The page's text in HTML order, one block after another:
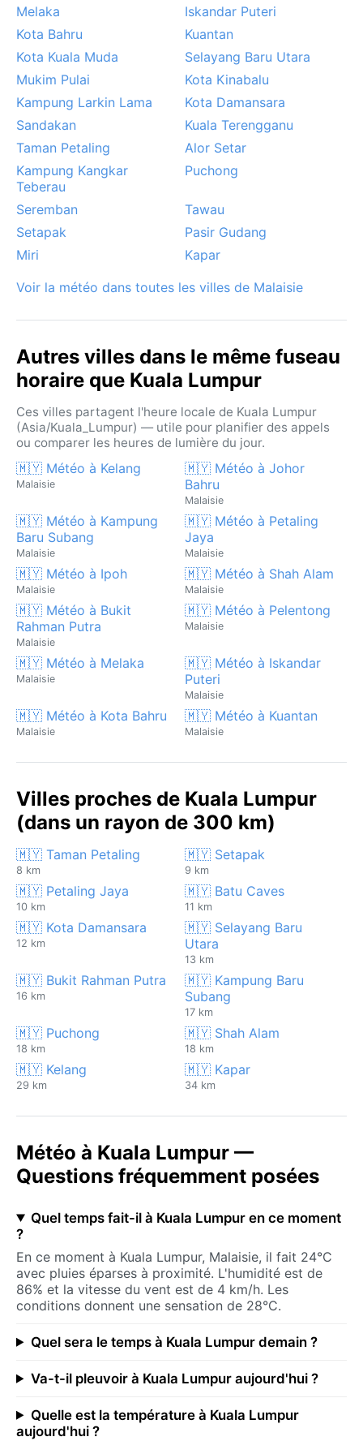
Melaka
Iskandar Puteri
Kota Bahru
Kuantan
Kota Kuala Muda
Selayang Baru Utara
Mukim Pulai
Kota Kinabalu
Kampung Larkin Lama
Kota Damansara
Sandakan
Kuala Terengganu
Taman Petaling
Alor Setar
Kampung Kangkar
Teberau
Puchong
Seremban
Tawau
Setapak
Pasir Gudang
Miri
Kapar
Voir la météo dans toutes les villes de Malaisie
Autres villes dans le même fuseau
horaire que Kuala Lumpur
Ces villes partagent l'heure locale de Kuala Lumpur
(Asia/Kuala_Lumpur) — utile pour planifier des appels
ou comparer les heures de lumière du jour.
🇲🇾 Météo à Kelang
Malaisie
🇲🇾 Météo à Johor
Bahru
Malaisie
🇲🇾 Météo à Kampung
Baru Subang
Malaisie
🇲🇾 Météo à Petaling
Jaya
Malaisie
🇲🇾 Météo à Ipoh
Malaisie
🇲🇾 Météo à Shah Alam
Malaisie
🇲🇾 Météo à Bukit
Rahman Putra
Malaisie
🇲🇾 Météo à Pelentong
Malaisie
🇲🇾 Météo à Melaka
Malaisie
🇲🇾 Météo à Iskandar
Puteri
Malaisie
🇲🇾 Météo à Kota Bahru
Malaisie
🇲🇾 Météo à Kuantan
Malaisie
Villes proches de Kuala Lumpur
(dans un rayon de 300 km)
🇲🇾 Taman Petaling
8 km
🇲🇾 Setapak
9 km
🇲🇾 Petaling Jaya
10 km
🇲🇾 Batu Caves
11 km
🇲🇾 Kota Damansara
12 km
🇲🇾 Selayang Baru
Utara
13 km
🇲🇾 Bukit Rahman Putra
16 km
🇲🇾 Kampung Baru
Subang
17 km
🇲🇾 Puchong
18 km
🇲🇾 Shah Alam
18 km
🇲🇾 Kelang
29 km
🇲🇾 Kapar
34 km
Météo à Kuala Lumpur —
Questions fréquemment posées
Quel temps fait-il à Kuala Lumpur en ce moment
?
En ce moment à Kuala Lumpur, Malaisie, il fait 24°C
avec pluies éparses à proximité. L'humidité est de
86% et la vitesse du vent est de 4 km/h. Les
conditions donnent une sensation de 28°C.
Quel sera le temps à Kuala Lumpur demain ?
Va-t-il pleuvoir à Kuala Lumpur aujourd'hui ?
Quelle est la température à Kuala Lumpur
aujourd'hui ?